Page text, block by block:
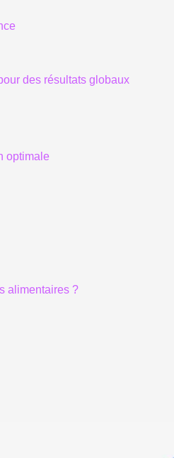
des résultats globaux
optimale
alimentaires ?